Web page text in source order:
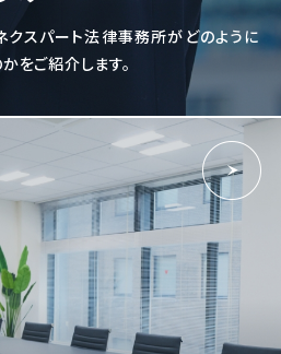
クスパート法律事務所がどのように
をご紹介します。